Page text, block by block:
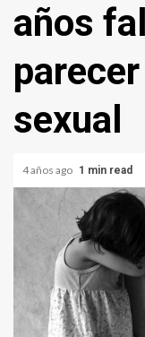
años
sexual
4 años ago 1 min read